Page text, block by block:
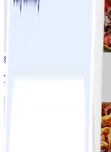
8
Tacos
#